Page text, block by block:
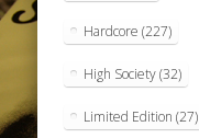
Hardcore (227)
High Society(32)
Limited Edition (27)